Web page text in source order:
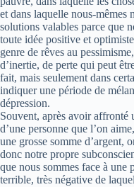
et dans laquelle nous-mêmes
solutions valables parce que
toute idée positive et
genre de rêves au
d’inertie, de perte qui peut
fait, mais seulement dans
indiquer une période de
dépression.
Souvent, après avoir affronté
d’une personne que l’on
une grosse somme d’argent,
donc notre propre
que nous sommes face à une
terrible, très négative de